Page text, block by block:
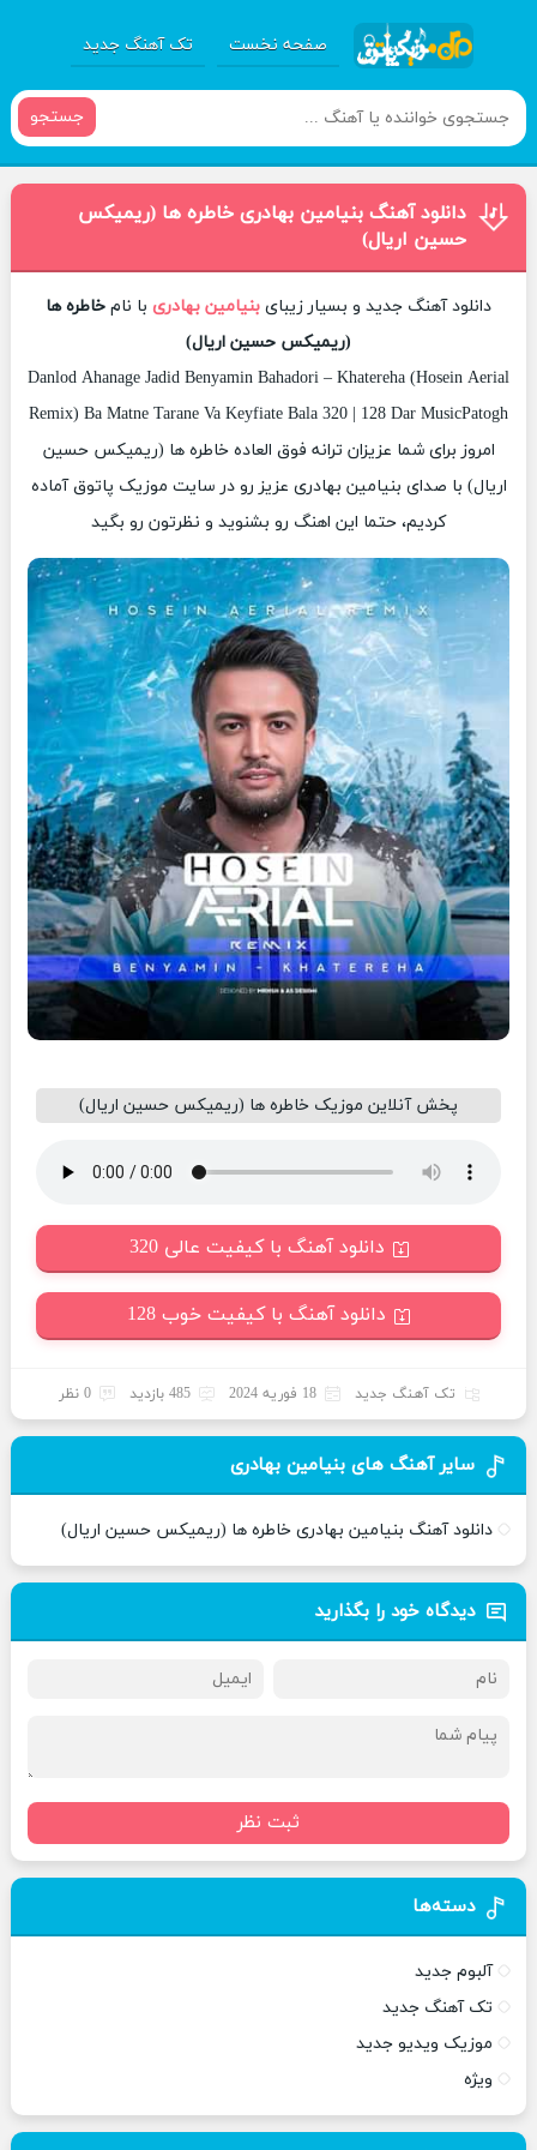
صفحه نخست تک آهنگ جدید
جستجو
دانلود آهنگ بنیامین بهادری خاطره ها (ریمیکس
حسین اریال)
دانلود آهنگ جدید و بسیار زیبای بنیامین بهادری با نام خاطره ها
(ریمیکس حسین اریال)
Danlod Ahanage Jadid Benyamin Bahadori – Khatereha (Hosein Aerial
Remix) Ba Matne Tarane Va Keyfiate Bala 320 | 128 Dar MusicPatogh
امروز برای شما عزیزان ترانه فوق العاده خاطره ها (ریمیکس حسین
اریال) با صدای بنیامین بهادری عزیز رو در سایت موزیک پاتوق آماده
کردیم، حتما این اهنگ رو بشنوید و نظرتون رو بگید
پخش آنلاین موزیک خاطره ها (ریمیکس حسین اریال)
دانلود آهنگ با کیفیت عالی 320
دانلود آهنگ با کیفیت خوب 128
تک آهنگ جدید 18 فوریه 2024 485 بازدید 0 نظر
سایر آهنگ های بنیامین بهادری
دانلود آهنگ بنیامین بهادری خاطره ها (ریمیکس حسین اریال)
دیدگاه خود را بگذارید
ثبت نظر
دسته‌ها
آلبوم جدید
تک آهنگ جدید
موزیک ویدیو جدید
ویژه